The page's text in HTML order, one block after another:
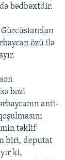
bədbəxtdir.
özü ilə
bəzi
anti-
təklif
biri, deputat
ki,